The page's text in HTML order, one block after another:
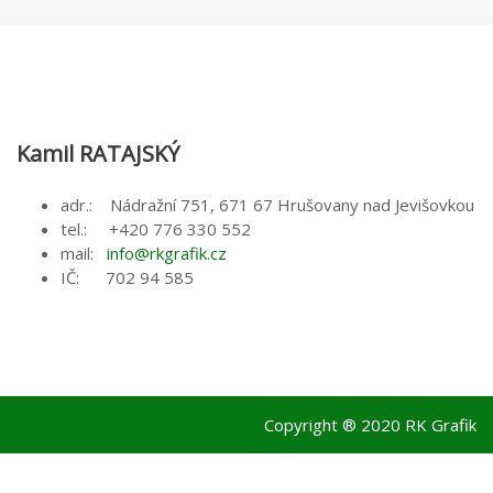
Kamil RATAJSKÝ
adr.: Nádražní 751, 671 67 Hrušovany nad Jevišovkou
tel.: +420 776 330 552
mail: info@rkgrafik.cz
IČ: 702 94 585
Copyright ® 2020 RK Grafik